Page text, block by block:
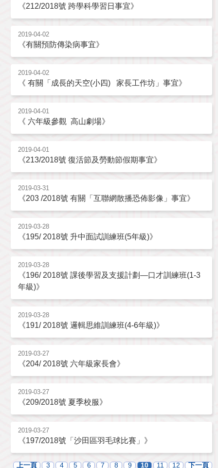
《212/2018號 跨學科學習日事宜》
2019-04-02
《有關預防傳染病事宜》
2019-04-02
《 有關「成長的天空(小四) 家長工作坊」事宜》
2019-04-01
《 六年級參觀 高山劇場》
2019-04-01
《213/2018號 復活節及勞動節假期事宜》
2019-03-31
《203 /2018號 有關「互聯網散播恐佈影像」事宜》
2019-03-28
《195/ 2018號 升中面試訓練班(5年級)》
2019-03-28
《196/ 2018號 課後學習及支援計劃—口才訓練班(1-3
年級)》
2019-03-28
《191/ 2018號 邏輯思維訓練班(4-6年級)》
2019-03-27
《204/ 2018號 六年級家長會》
2019-03-27
《209/2018號 夏季校服》
2019-03-27
《197/2018號「沙田區羽毛球比賽」》
上一頁 3 4 5 6 7 8 9 10 11 12 下一頁